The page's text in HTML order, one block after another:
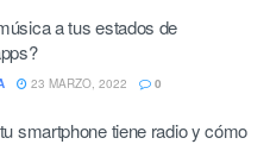
a tus estados de
23 MARZO, 2022 0
smartphone tiene radio y cómo